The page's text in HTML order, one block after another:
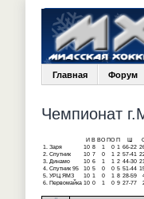
Главная Форум
Чемпионат
И В ВО ПО П
1.
Заря 10 8 1 0 1 66-22
2. Спутник 10 7 0 1 2 57-41
3.
Динамо 10 6 1 1 2 44-30 21
4. Спутник 95 10 5 0 0 5 51-44
5. УРЦ ЯМЗ 10 1 0 1 8 28-59
6.
Первомайка 10 0 1 0 9 27-77